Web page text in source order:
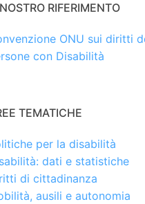
RIFERIMENTO
ONU sui diritti
con Disabilità
TEMATICHE
per la disabilità
dati e statistiche
di cittadinanza
ausili e autonomia